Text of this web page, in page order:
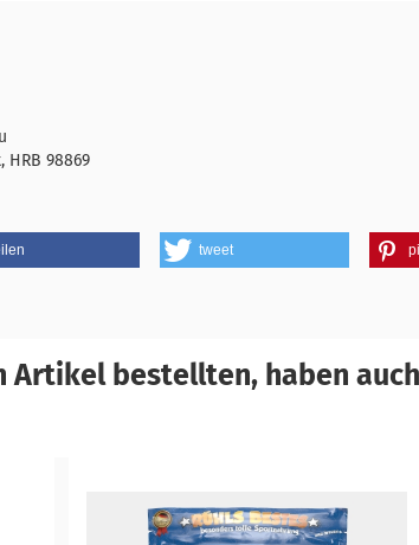
98869
tweet
Artikel bestellten, haben